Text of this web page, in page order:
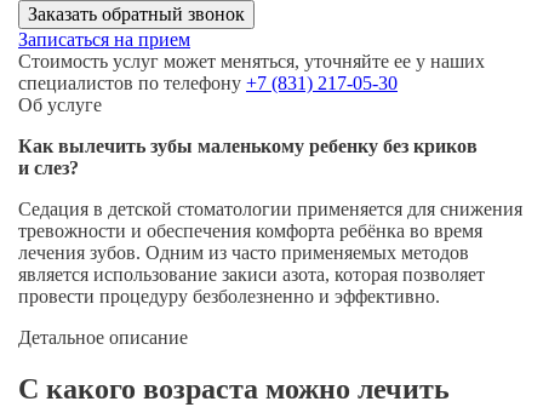
Заказать обратный звонок
Записаться на прием
Стоимость услуг может меняться, уточняйте ее у наших
специалистов по телефону +7 (831) 217-05-30
Об услуге
Как вылечить зубы маленькому ребенку без криков
и слез?
Седация в детской стоматологии применяется для снижения
тревожности и обеспечения комфорта ребёнка во время
лечения зубов. Одним из часто применяемых методов
является использование закиси азота, которая позволяет
провести процедуру безболезненно и эффективно.
Детальное описание
С какого возраста можно лечить